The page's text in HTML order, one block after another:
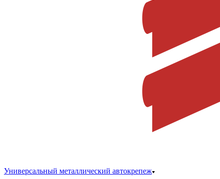
Универсальный металлический автокрепеж